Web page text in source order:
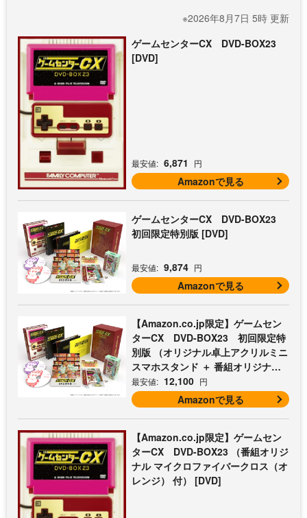
※2026年8月7日 5時 更新
ゲームセンターCX DVD-BOX23
[DVD]
最安値: 6,871 円
Amazonで見る
ゲームセンターCX DVD-BOX23
初回限定特別版 [DVD]
最安値: 9,874 円
Amazonで見る
【Amazon.co.jp限定】ゲームセン
ターCX DVD-BOX23 初回限定特
別版 （オリジナル卓上アクリルミニ
スマホスタンド ＋ 番組オリジナル
マイクロファイバークロス（オレン
ジ） 付） [DVD]
最安値: 12,100 円
Amazonで見る
【Amazon.co.jp限定】ゲームセン
ターCX DVD-BOX23 （番組オリジ
ナル マイクロファイバークロス（オ
レンジ） 付） [DVD]